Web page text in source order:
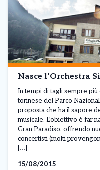
Nasce l’Orchestra
In tempi di tagli sempre più
torinese del Parco
proposta che ha il sapore
musicale. L’obiettivo è far
Gran Paradiso, offrendo
concertisti (molti
[…]
15/08/2015